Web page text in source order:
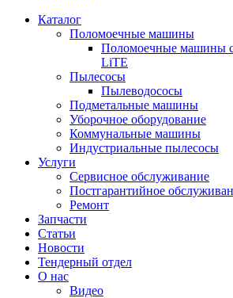
Каталог
Поломоечные машины
Поломоечные машины
LiTE
Пылесосы
Пылеводососы
Подметальные машины
Уборочное оборудование
Коммунальные машины
Индустриальные пылесосы
Услуги
Сервисное обслуживание
Постгарантийное
Ремонт
Запчасти
Статьи
Новости
Тендерный отдел
О нас
Видео